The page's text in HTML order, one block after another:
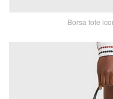
Borsa tote